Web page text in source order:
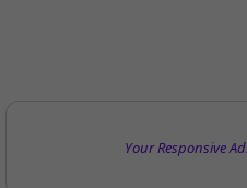
Your Responsive